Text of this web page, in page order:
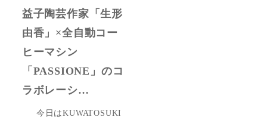
益子陶芸作家「生形
由香」×全自動コー
ヒーマシン
「PASSIONE」のコ
ラボレーシ…
今日はKUWATOSUKI